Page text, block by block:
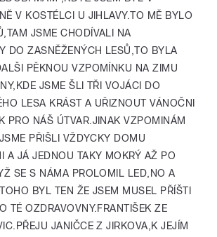
V KOSTÉLCI U JIHLAVY.TO MĚ BYLO
JSME CHODÍVALI NA
DO ZASNĚŽENÝCH LESŮ,TO BYLA
PĚKNOU VZPOMÍNKU NA ZIMU
JSME ŠLI TŘI VOJÁCI DO
LESA KRÁST A UŘIZNOUT VÁNOČNI
PRO NÁŠ ÚTVAR.JINAK VZPOMINÁM
PŘIŠLI VŽDYCKY DOMU
A JÁ JEDNOU TAKY MOKRÝ AŽ PO
SE S NÁMA PROLOMIL LED,NO A
BYL TEN ŽE JSEM MUSEL PŘÍŠTI
TÉ OZDRAVOVNY.FRANTIŠEK ZE
JANIČCE Z JIRKOVA,K JEJÍM